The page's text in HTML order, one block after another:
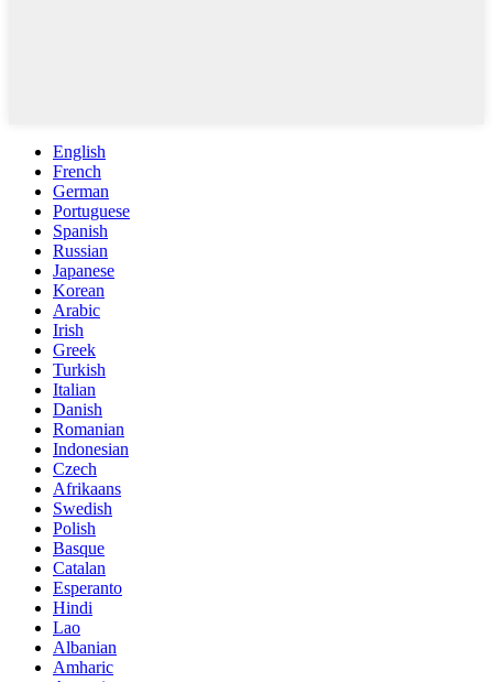
English
French
German
Portuguese
Spanish
Russian
Japanese
Korean
Arabic
Irish
Greek
Turkish
Italian
Danish
Romanian
Indonesian
Czech
Afrikaans
Swedish
Polish
Basque
Catalan
Esperanto
Hindi
Lao
Albanian
Amharic